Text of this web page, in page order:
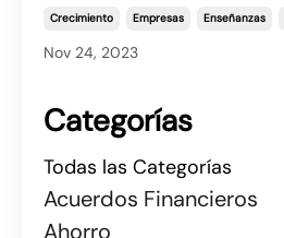
Crecimiento Empresas Enseñanzas
Nov 24, 2023
Categorías
Todas las Categorías
Acuerdos Financieros
Ahorro